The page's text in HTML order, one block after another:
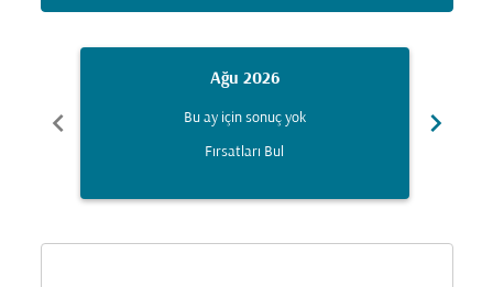
chevron_left
Ağu 2026
Bu ay için sonuç yok
Fırsatları Bul
chevron_right